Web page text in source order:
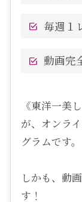
毎週１
動画完
《東洋一美
が、オンラ
グラムです。
しかも、動
す！